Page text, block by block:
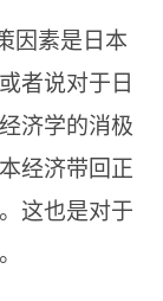
因素是日本
者说对于日
济学的消极
经济带回正
这也是对于